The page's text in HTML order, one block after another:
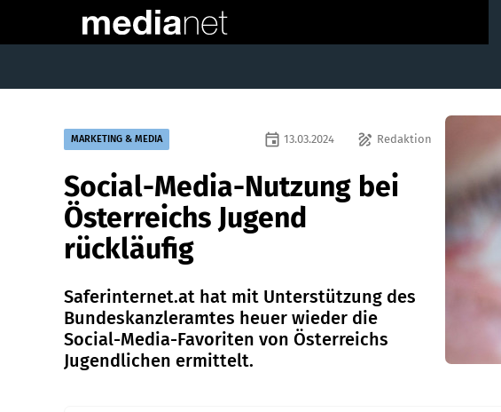
MARKETING & MEDIA draw Redaktion
event 13.03.2024
Social-Media-Nutzung bei
Österreichs Jugend
rückläufig
Saferinternet.at hat mit Unterstützung des
Bundeskanzleramtes heuer wieder die
Social-Media-Favoriten von Österreichs
Jugendlichen ermittelt.